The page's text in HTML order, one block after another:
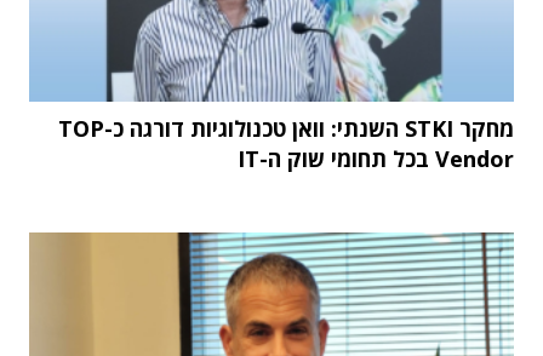
מחקר STKI השנתי: וואן טכנולוגיות דורגה כ-TOP
Vendor בכל תחומי שוק ה-IT